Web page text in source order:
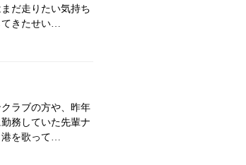
だ走りたい気持ち
きたせい…
ラブの方や、昨年
務していた先輩ナ
を歌って…